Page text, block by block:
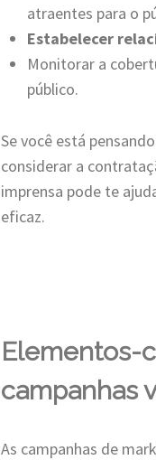
atraentes para o
Estabelecer
Monitorar a
público.
Se você está
considerar a
imprensa pode te
eficaz.
Elementos-
campanhas
As campanhas de